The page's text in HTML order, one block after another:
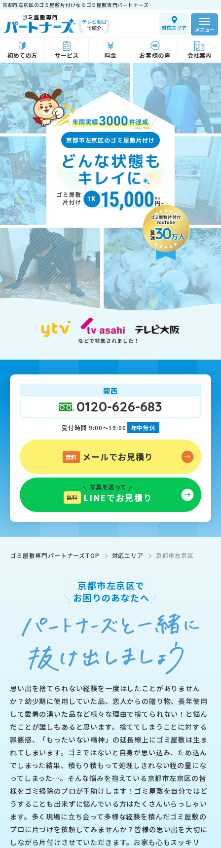
京都市左京区のゴミ屋敷片付けならゴミ屋敷専門パートナーズ
テレビ朝日
で紹介
対応エリア
初めての方 サービス 料金 お客様の声 会社案内
メニュー
京都市左京区のゴミ屋敷片付け
登録30万人
関西
0120-626-683
受付時間 9:00～19:00 年中無休
無料 メールでお見積り
写真を送って
無料 LINEでお見積り
ゴミ屋敷専門パートナーズTOP 対応エリア 京都市左京区
京都市左京区で
お困りのあなたへ
思い出を捨てられない経験を一度はしたことがありません
か？幼少期に使用していた品、恋人からの贈り物、長年使用
して愛着の湧いた品など様々な理由で捨てられない！と悩ん
だことが誰しもあると思います。捨ててしまうことに対する
罪悪感、「もったいない精神」の延長線上にゴミ屋敷は生ま
れてしまいます。ゴミではないと自身が思い込み、ため込ん
でしまった結果、積もり積もって処理しきれない程の量にな
ってしまった…。そんな悩みを抱えている京都市左京区の皆
様をゴミ掃除のプロが手助けします！ゴミ屋敷を自分ではど
うすることも出来ずに悩んでいる方はたくさんいらっしゃい
ます。多く現場に立ち会って多様な経験を積んだゴミ屋敷の
プロに片づけを依頼してみませんか？皆様の思い出を大切に
しながら片付けさせていただきます。お家も心もスッキリ